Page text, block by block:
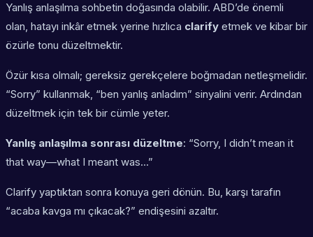
Yanlış anlaşılma sohbetin doğasında olabilir. ABD’de önemli
olan, hatayı inkâr etmek yerine hızlıca clarify etmek ve kibar bir
özürle tonu düzeltmektir.
Özür kısa olmalı; gereksiz gerekçelere boğmadan netleşmelidir.
“Sorry” kullanmak, “ben yanlış anladım” sinyalini verir. Ardından
düzeltmek için tek bir cümle yeter.
Yanlış anlaşılma sonrası düzeltme: “Sorry, I didn’t mean it
that way—what I meant was…”
Clarify yaptıktan sonra konuya geri dönün. Bu, karşı tarafın
“acaba kavga mı çıkacak?” endişesini azaltır.